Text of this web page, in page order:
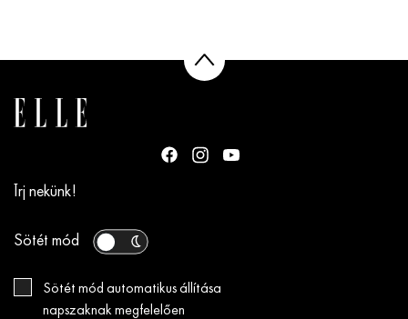
Írj nekünk!
Sötét mód
Sötét mód automatikus állítása
napszaknak megfelelően